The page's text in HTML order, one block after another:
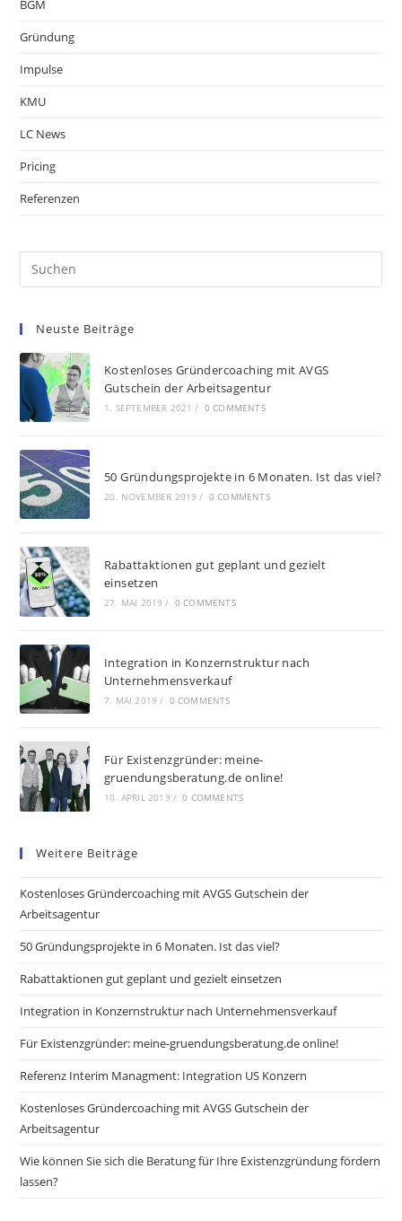
BGM
Gründung
Impulse
KMU
LC News
Pricing
Referenzen
Neuste Beiträge
Kostenloses Gründercoaching mit AVGS
Gutschein der Arbeitsagentur
1. SEPTEMBER 2021 / 0 COMMENTS
50 Gründungsprojekte in 6 Monaten. Ist das viel?
20. NOVEMBER 2019 / 0 COMMENTS
Rabattaktionen gut geplant und gezielt
einsetzen
27. MAI 2019 / 0 COMMENTS
Integration in Konzernstruktur nach
Unternehmensverkauf
7. MAI 2019 / 0 COMMENTS
Für Existenzgründer: meine-
gruendungsberatung.de online!
10. APRIL 2019 / 0 COMMENTS
Weitere Beiträge
Kostenloses Gründercoaching mit AVGS Gutschein der
Arbeitsagentur
50 Gründungsprojekte in 6 Monaten. Ist das viel?
Rabattaktionen gut geplant und gezielt einsetzen
Integration in Konzernstruktur nach Unternehmensverkauf
Für Existenzgründer: meine-gruendungsberatung.de online!
Referenz Interim Managment: Integration US Konzern
Kostenloses Gründercoaching mit AVGS Gutschein der
Arbeitsagentur
Wie können Sie sich die Beratung für Ihre Existenzgründung fördern
lassen?